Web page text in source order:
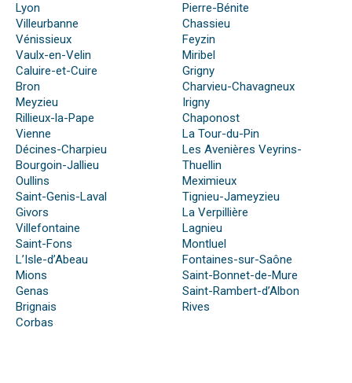
Lyon
Villeurbanne
Vénissieux
Vaulx-en-Velin
Caluire-et-Cuire
Bron
Meyzieu
Rillieux-la-Pape
Vienne
Décines-Charpieu
Bourgoin-Jallieu
Oullins
Saint-Genis-Laval
Givors
Villefontaine
Saint-Fons
L’Isle-d’Abeau
Mions
Genas
Brignais
Corbas
Pierre-Bénite
Chassieu
Feyzin
Miribel
Grigny
Charvieu-Chavagneux
Irigny
Chaponost
La Tour-du-Pin
Les Avenières Veyrins-
Thuellin
Meximieux
Tignieu-Jameyzieu
La Verpillière
Lagnieu
Montluel
Fontaines-sur-Saône
Saint-Bonnet-de-Mure
Saint-Rambert-d’Albon
Rives